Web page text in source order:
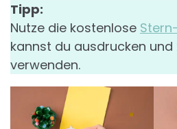
Tipp:
Nutze die kostenlose
kannst du ausdrucken und
verwenden.